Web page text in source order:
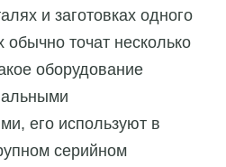
и заготовках одного
обычно точат несколько
оборудование
его используют в
серийном